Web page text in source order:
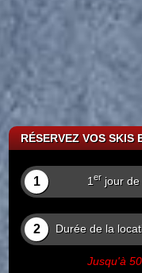
RÉSERVEZ VOS SKIS
1 1erjour de
2 Durée de la
Jusqu'à